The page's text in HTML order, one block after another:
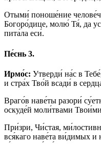
Отыми́ поноше́ние
Богоро́дице, молю́ Тя́, да
пита́ла еси́.
Пе́снь 3.
Ирмо́с: Утверди́ на́с в
и стра́х Тво́й всади́ в
Враго́в наве́ты разори́
оскуде́й моли́твами
При́зри, Чи́стая,
вся́каго наве́та ви́димых